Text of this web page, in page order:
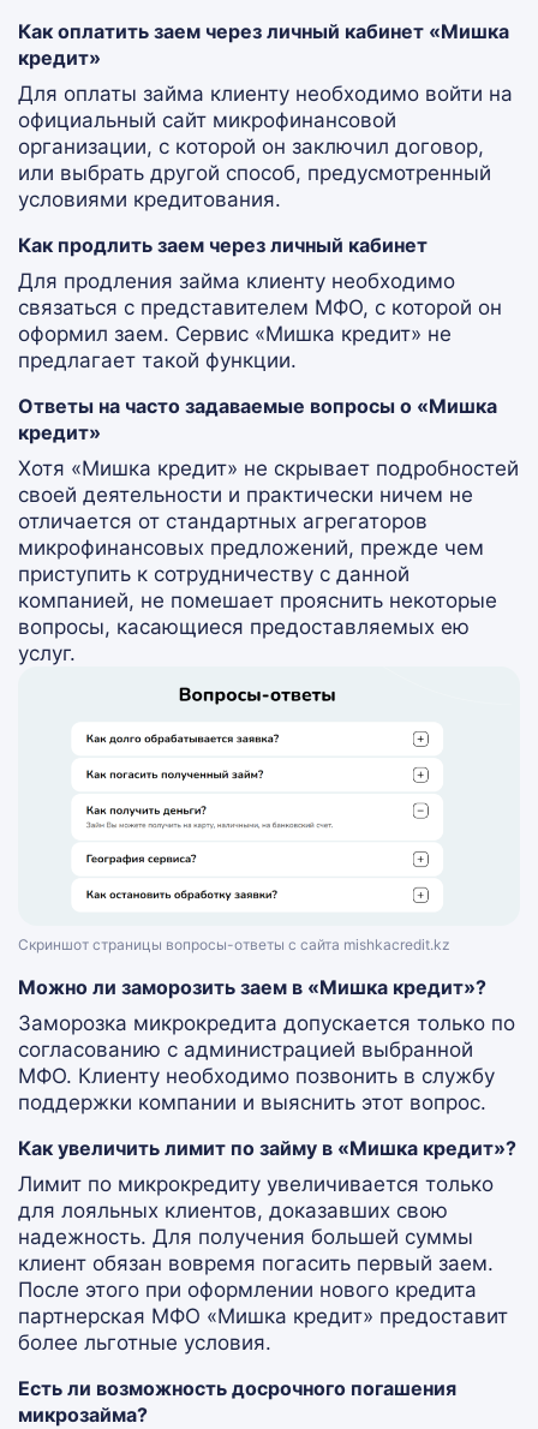
Как оплатить заем через личный кабинет «Мишка
кредит»
Для оплаты займа клиенту необходимо войти на
официальный сайт микрофинансовой
организации, с которой он заключил договор,
или выбрать другой способ, предусмотренный
условиями кредитования.
Как продлить заем через личный кабинет
Для продления займа клиенту необходимо
связаться с представителем МФО, с которой он
оформил заем. Сервис «Мишка кредит» не
предлагает такой функции.
Ответы на часто задаваемые вопросы о «Мишка
кредит»
Хотя «Мишка кредит» не скрывает подробностей
своей деятельности и практически ничем не
отличается от стандартных агрегаторов
микрофинансовых предложений, прежде чем
приступить к сотрудничеству с данной
компанией, не помешает прояснить некоторые
вопросы, касающиеся предоставляемых ею
услуг.
Скриншот страницы вопросы-ответы с сайта mishkacredit.kz
Можно ли заморозить заем в «Мишка кредит»?
Заморозка микрокредита допускается только по
согласованию с администрацией выбранной
МФО. Клиенту необходимо позвонить в службу
поддержки компании и выяснить этот вопрос.
Как увеличить лимит по займу в «Мишка кредит»?
Лимит по микрокредиту увеличивается только
для лояльных клиентов, доказавших свою
надежность. Для получения большей суммы
клиент обязан вовремя погасить первый заем.
После этого при оформлении нового кредита
партнерская МФО «Мишка кредит» предоставит
более льготные условия.
Есть ли возможность досрочного погашения
микрозайма?